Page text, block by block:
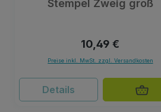
Stempel Zweig groß
Regulärer Preis:
10,49 €
Preise inkl. MwSt. zzgl. Versandkosten
Details